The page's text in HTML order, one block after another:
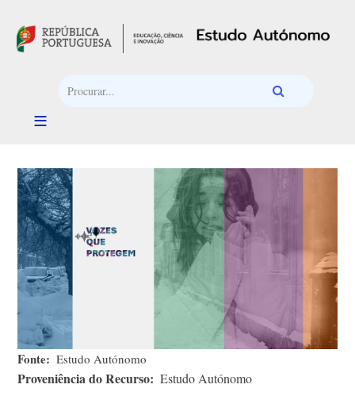
Fonte Estudo Autónomo
Proveniência do Recurso Estudo Autónomo